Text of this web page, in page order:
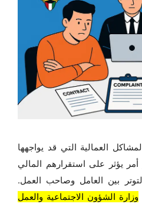
العمالية التي قد يواجهها
يؤثر على استقرارهم المالي
بين العامل وصاحب العمل.
وزارة الشؤون الاجتماعية والعمل